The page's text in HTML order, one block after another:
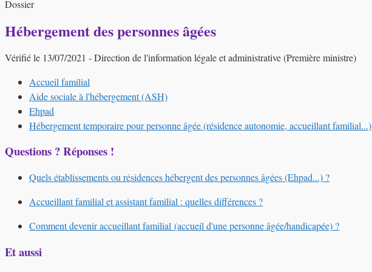
Dossier
Hébergement des personnes âgées
Vérifié le 13/07/2021 - Direction de l'information légale et administrative (Première ministre)
Accueil familial
Aide sociale à l'hébergement (ASH)
Ehpad
Hébergement temporaire pour personne âgée (résidence autonomie, accueillant familial...)
Questions ? Réponses !
Quels établissements ou résidences hébergent des personnes âgées (Ehpad...) ?
Accueillant familial et assistant familial : quelles différences ?
Comment devenir accueillant familial (accueil d'une personne âgée/handicapée) ?
Et aussi